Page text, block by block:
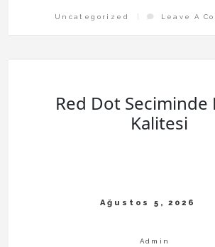
Uncategorized Leave A
Red Dot Seciminde
Kalitesi